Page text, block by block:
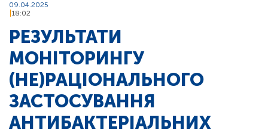
09.04.2025
18:02
РЕЗУЛЬТАТИ
МОНІТОРИНГУ
(НЕ)РАЦІОНАЛЬНОГО
ЗАСТОСУВАННЯ
АНТИБАКТЕРІАЛЬНИХ